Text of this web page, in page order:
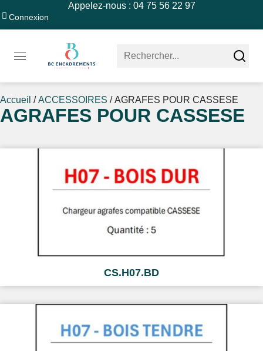
Appelez-nous : 04 75 56 22 97
Connexion
Accueil /ACCESSOIRES / AGRAFES POUR CASSESE
AGRAFES POUR CASSESE
CS.H07.BD